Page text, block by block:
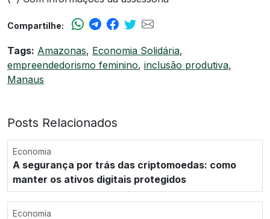
Compartilhe:
Tags: Amazonas, Economia Solidária,
empreendedorismo feminino, inclusão produtiva,
Manaus
Posts Relacionados
Economia
A segurança por trás das criptomoedas: como
manter os ativos digitais protegidos
Economia